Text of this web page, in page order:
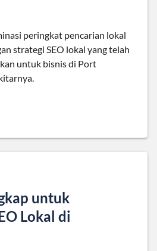
peringkat pencarian lokal
strategi SEO lokal yang telah
untuk bisnis di Port
untuk
Lokal di